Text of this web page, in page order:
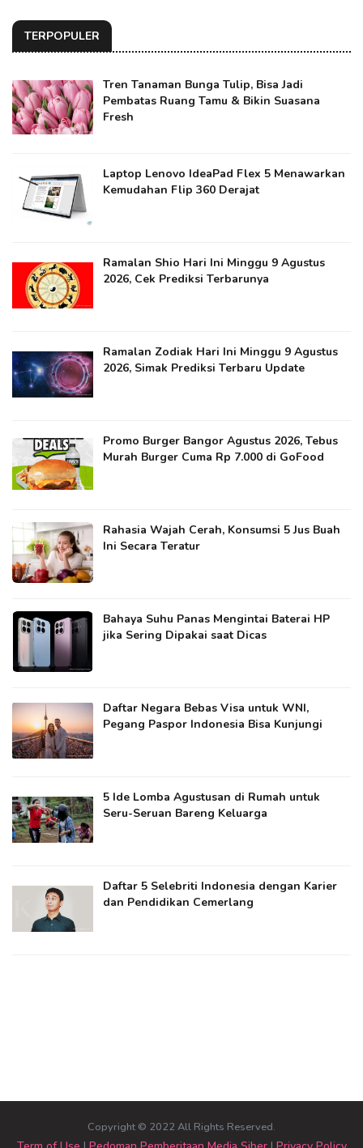
TERPOPULER
Tren Tanaman Bunga Tulip, Bisa Jadi
Pembatas Ruang Tamu & Bikin Suasana
Fresh
Laptop Lenovo IdeaPad Flex 5 Menawarkan
Kemudahan Flip 360 Derajat
Ramalan Shio Hari Ini Minggu 9 Agustus
2026, Cek Prediksi Terbarunya
Ramalan Zodiak Hari Ini Minggu 9 Agustus
2026, Simak Prediksi Terbaru Update
Promo Burger Bangor Agustus 2026, Tebus
Murah Burger Cuma Rp 7.000 di GoFood
Rahasia Wajah Cerah, Konsumsi 5 Jus Buah
Ini Secara Teratur
Bahaya Suhu Panas Mengintai Baterai HP
jika Sering Dipakai saat Dicas
Daftar Negara Bebas Visa untuk WNI,
Pegang Paspor Indonesia Bisa Kunjungi
5 Ide Lomba Agustusan di Rumah untuk
Seru-Seruan Bareng Keluarga
Daftar 5 Selebriti Indonesia dengan Karier
dan Pendidikan Cemerlang
Copyright © 2022 All Rights Reserved.